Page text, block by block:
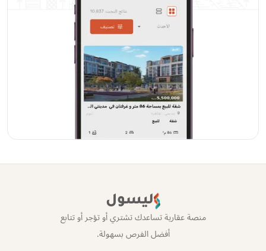
ليسول
منصة عقارية تساعدك تشتري أو تؤجر أو تتابع
أفضل الفرص بسهولة.